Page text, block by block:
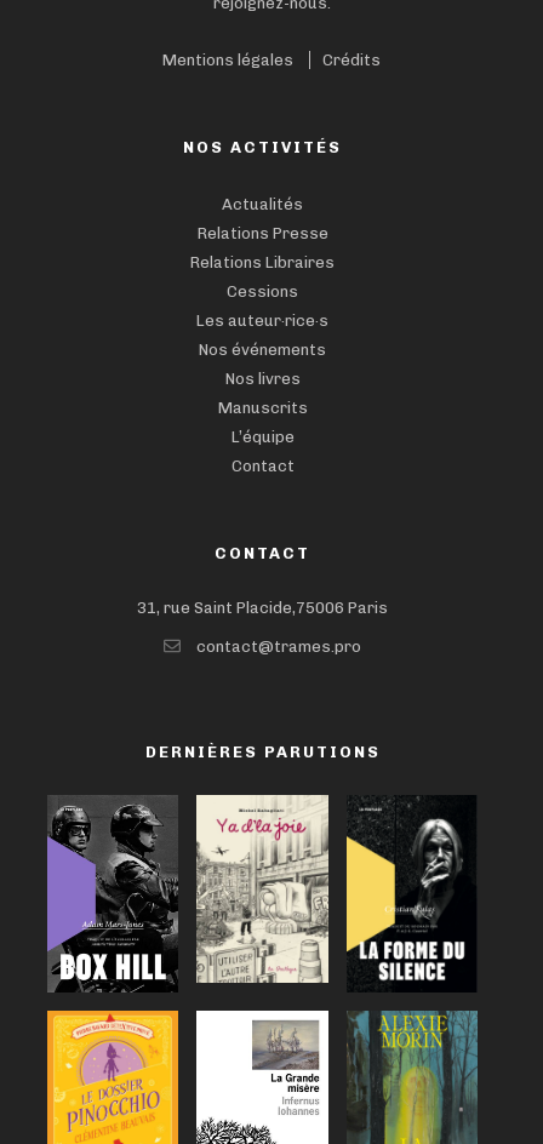
Mentions légales Crédits
NOS ACTIVITÉS
Actualités
Relations Presse
Relations Libraires
Cessions
Les auteur·rice·s
Nos événements
Nos livres
Manuscrits
L’équipe
Contact
CONTACT
31, rue Saint Placide,75006 Paris
contact@trames.pro
DERNIÈRES PARUTIONS